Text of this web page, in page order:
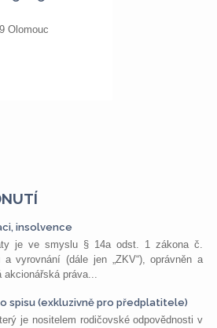
insolvence
je ve smyslu § 14a odst. 1 zákona č.
vyrovnání (dále jen „ZKV“), oprávněn a
akcionářská práva...
spisu (exkluzivně pro předplatitele)
je nositelem rodičovské odpovědnosti v